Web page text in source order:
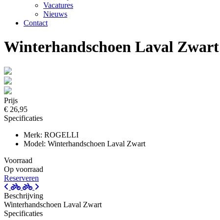
Vacatures
Nieuws
Contact
Winterhandschoen Laval
Prijs
€ 26,95
Specificaties
Merk: ROGELLI
Model: Winterhandschoen Laval Zwart
Voorraad
Op voorraad
Reserveren
Beschrijving
Winterhandschoen Laval Zwart
Specificaties